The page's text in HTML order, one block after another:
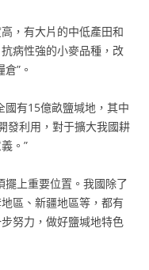
，有大片的中低產田和
病性強的小麥品種，改
”。
國有15億畝鹽堿地，其中
發利用，對于擴大我國耕
。”
擺上重要位置。我國除了
區、新疆地區等，都有
努力，做好鹽堿地特色